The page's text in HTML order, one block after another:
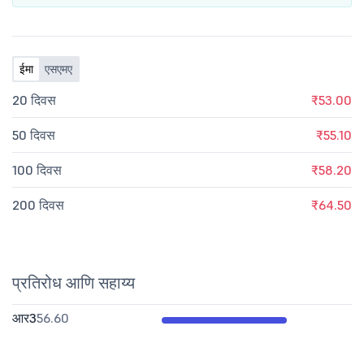
ईमा एसएमए
20 दिवस ₹53.00
50 दिवस ₹55.10
100 दिवस ₹58.20
200 दिवस ₹64.50
प्रतिरोध आणि सहाय्य
आर356.60